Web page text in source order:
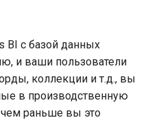
BI с базой данных
и ваши пользователи
коллекции и т.д., вы
в производственную
раньше вы это